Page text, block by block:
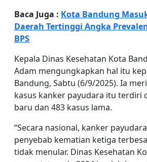
Baca Juga : Kota Bandung
Daerah Tertinggi Angka
BPS
Kepala Dinas Kesehatan Kota
Adam mengungkapkan hal itu
Bandung, Sabtu (6/9/2025). Ia
kasus kanker payudara itu terdiri
baru dan 483 kasus lama.
“Secara nasional, kanker
penyebab kematian ketiga
tidak menular. Dinas Kesehatan